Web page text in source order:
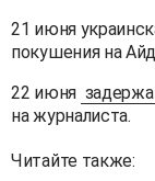
21 июня
покушения на
22 июня
на журналиста.
Читайте также: